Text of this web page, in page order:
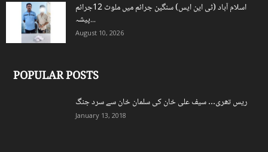
اسلام آباد (ٹی این ایس) سنگین جرائم میں ملوث 12جرائم
پیشہ...
August 10, 2026
POPULAR POSTS
ریس تھری… سیف علی خان کی سلمان خان سے سرد جنگ
January 13, 2018